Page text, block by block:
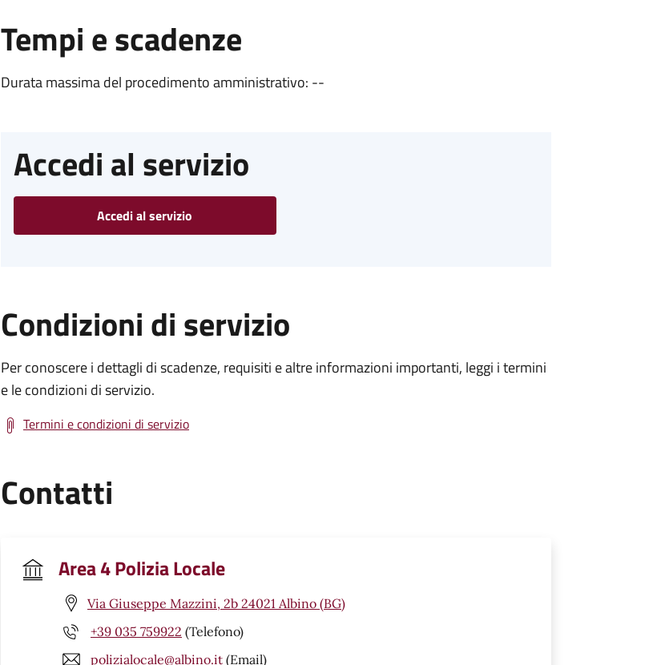
Tempi e scadenze
Durata massima del procedimento amministrativo: --
Accedi al servizio
Accedi al servizio
Condizioni di servizio
Per conoscere i dettagli di scadenze, requisiti e altre informazioni importanti, leggi i termini
e le condizioni di servizio.
Termini e condizioni di servizio
Contatti
Area 4 Polizia Locale
Via Giuseppe Mazzini, 2b 24021 Albino (BG)
+39 035 759922 (Telefono)
polizialocale@albino.it (Email)